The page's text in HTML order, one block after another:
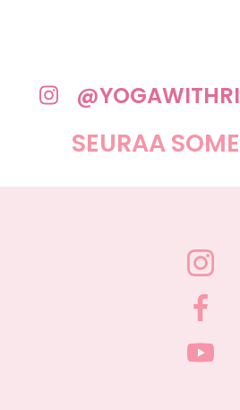
SEURAA